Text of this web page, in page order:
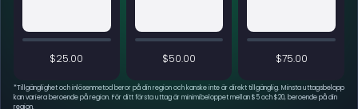
$25.00 $50.00 $75.00
*Tillgänglighet och inlösenmetod beror på din region och kanske inte är direkt tillgänglig. Minsta uttagsbelopp
kan variera beroende på region. För ditt första uttag är minimibeloppet mellan $5 och $20, beroende på din
region.